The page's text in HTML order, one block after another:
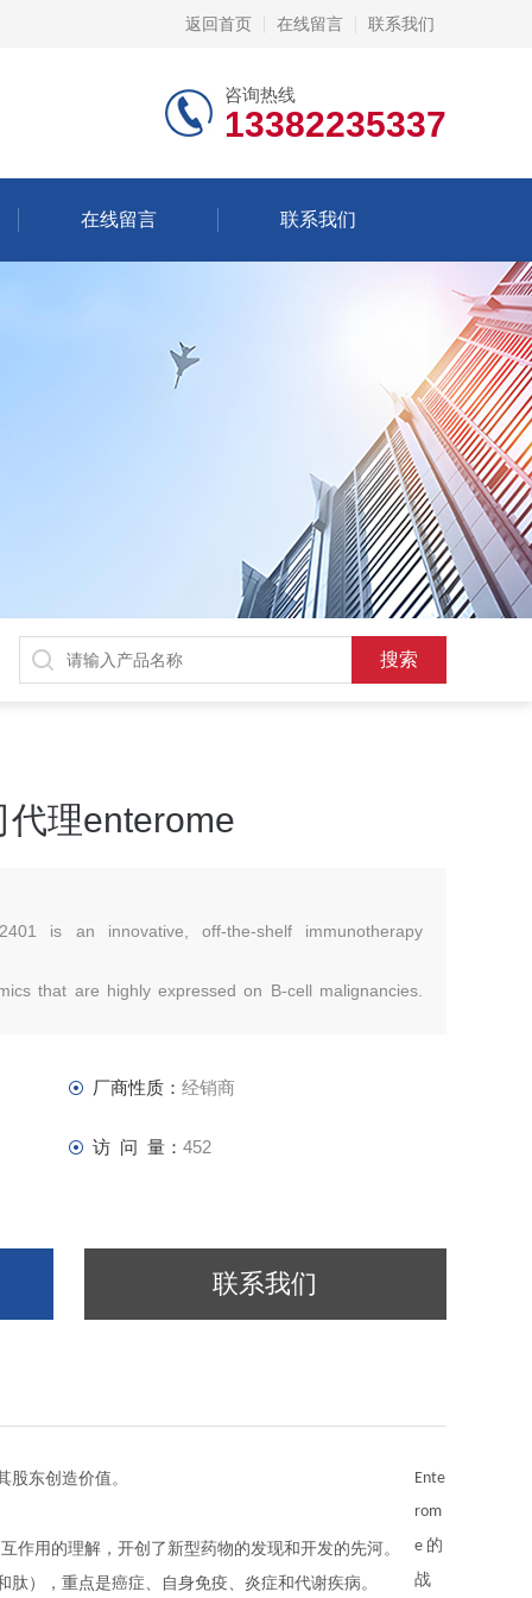
返回首页 在线留言 联系我们
咨询热线
13382235337
在线留言 联系我们
理enterome
is an innovative, off-the-shelf immunotherapy
that are highly expressed on B-cell malignancies.
厂商性质： 经销商
访 问 量： 452
联系我们
东创造价值。
作用 的理解，开创了新型药物的发现和开发的先河。
），重点是癌症、自身免疫、炎症和代谢疾病。
Ente
rom
e 的
战